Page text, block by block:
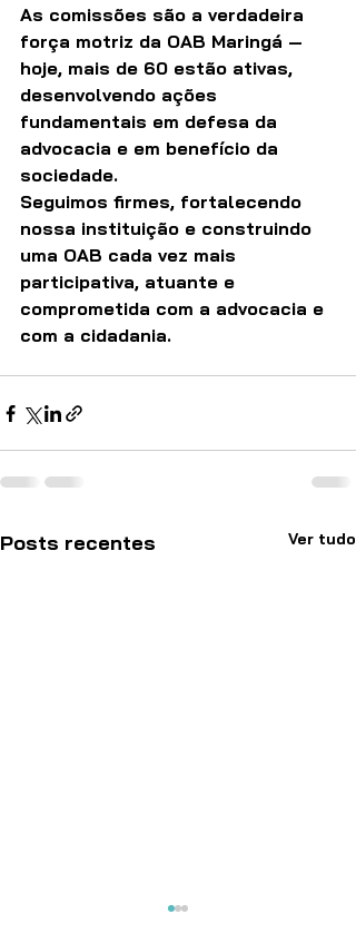
As comissões são a verdadeira
força motriz da OAB Maringá —
hoje, mais de 60 estão ativas,
desenvolvendo ações
fundamentais em defesa da
advocacia e em benefício da
sociedade.
Seguimos firmes, fortalecendo
nossa instituição e construindo
uma OAB cada vez mais
participativa, atuante e
comprometida com a advocacia e
com a cidadania.
Posts recentes Ver tudo